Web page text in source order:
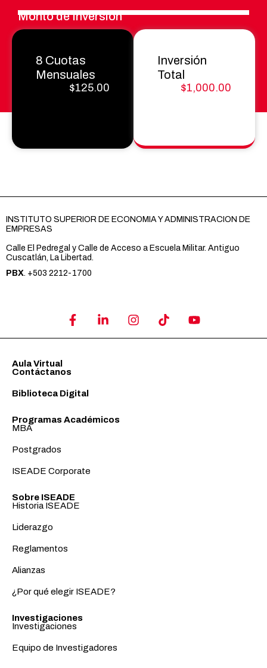
Monto deInversión
8 Cuotas
Mensuales
$125.00
Inversión
Total
$1,000.00
INSTITUTO SUPERIOR DE ECONOMIA Y ADMINISTRACION DE
EMPRESAS
Calle El Pedregal y Calle de Acceso a Escuela Militar. Antiguo
Cuscatlán, La Libertad.
PBX. +503 2212-1700
Aula Virtual
Contáctanos
Biblioteca Digital
Programas Académicos
MBA
Postgrados
ISEADE Corporate
Sobre ISEADE
Historia ISEADE
Liderazgo
Reglamentos
Alianzas
¿Por qué elegir ISEADE?
Investigaciones
Investigaciones
Equipo de Investigadores